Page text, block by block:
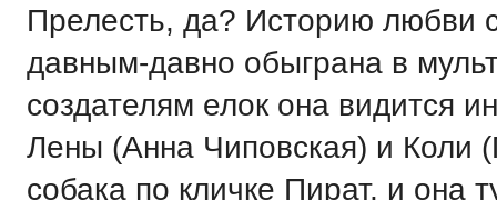
Прелесть, да? Историю любви
давным-давно обыграна в
создателям елок она видится
Лены (Анна Чиповская) и Коли
собака по кличке Пират, и она